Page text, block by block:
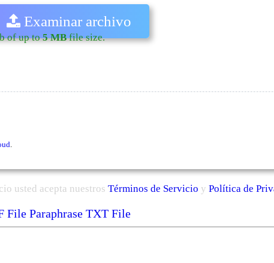
Examinar archivo
of up to5 MBfile size.
usted acepta nuestros Términos de Servicio y Política de
File Paraphrase TXT File